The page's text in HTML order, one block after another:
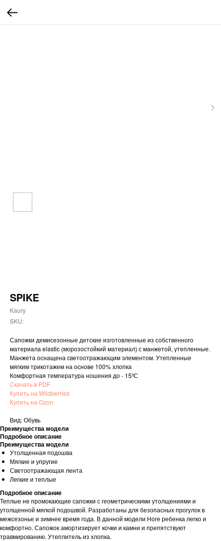
SPIKE
Kaury
SKU:
Сапожки демисезонные детские изготовленные из собственного
материала elastic (морозостойкий материал) с манжетой, утепленные.
Манжета оснащена светоотражающим элементом. Утепленные
мягким трикотажем на основе 100% хлопка
Комфортная температура ношения до - 15ºС
Скачать в PDF
Купить на Wildberries
Купить на Ozon
Вид: Обувь
Преимущества модели
Подробное описание
Преимущества модели
Утолщенная подошва
Мягкие и упругие
Светоотражающая лента
Легкие и теплые
Подробное описание
Теплые не промокающие сапожки с геометрическими утолщениями и
утолщенной мягкой подошвой. Разработаны для безопасных прогулок в
межсезонье и зимнее время года. В данной модели Ноге ребенка легко и
комфортно. Сапожок амортизирует кочки и камни и препятствуют
травмированию. Утеплитель из хлопка.